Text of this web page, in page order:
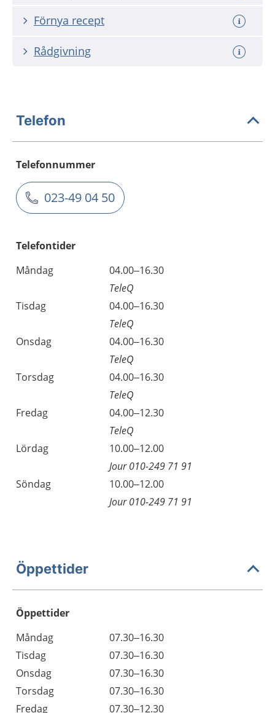
Förnya recept
Rådgivning
Telefon
Telefonnummer
023-49 04 50
Telefontider
Måndag
04.00–16.30
TeleQ
Tisdag
04.00–16.30
TeleQ
Onsdag
04.00–16.30
TeleQ
Torsdag
04.00–16.30
TeleQ
Fredag
04.00–12.30
TeleQ
Lördag
10.00–12.00
Jour 010-249 71 91
Söndag
10.00–12.00
Jour 010-249 71 91
Öppettider
Öppettider
Dag
Öppettider
Kommentarer
Måndag
07.30–16.30
Tisdag
07.30–16.30
Onsdag
07.30–16.30
Torsdag
07.30–16.30
Fredag
07.30–12.30